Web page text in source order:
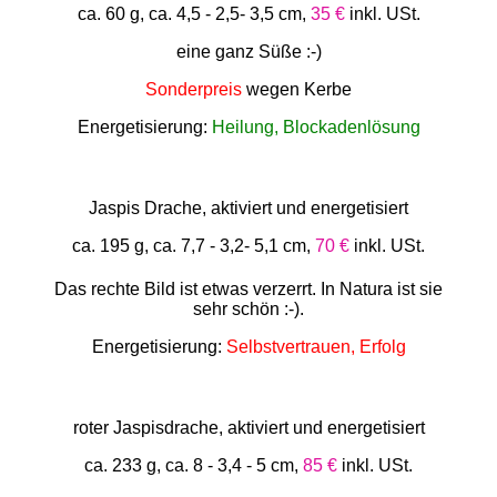
ca. 60 g, ca. 4,5 - 2,5- 3,5 cm, 35 €inkl. USt.
eine ganz Süße :-)
Sonderpreis wegen Kerbe
Energetisierung: Heilung, Blockadenlösung
Jaspis Drache, aktiviert und energetisiert
ca. 195 g, ca. 7,7 - 3,2- 5,1 cm, 70 € inkl. USt.
Das rechte Bild ist etwas verzerrt. In Natura ist sie
sehr schön :-).
Energetisierung: Selbstvertrauen, Erfolg
roter Jaspisdrache, aktiviert und energetisiert
ca. 233 g, ca. 8 - 3,4 - 5 cm, 85 € inkl. USt.